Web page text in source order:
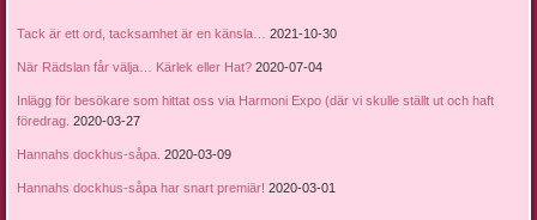
Tack är ett ord, tacksamhet är en känsla… 2021-10-30
När Rädslan får välja… Kärlek eller Hat? 2020-07-04
Inlägg för besökare som hittat oss via Harmoni Expo (där vi skulle ställt ut och haft
föredrag. 2020-03-27
Hannahs dockhus-såpa. 2020-03-09
Hannahs dockhus-såpa har snart premiär! 2020-03-01